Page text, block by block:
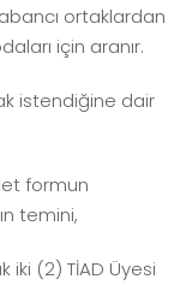
ortaklardan
için aranır.
istendiğine dair
formun
temini,
(2) TİAD Üyesi